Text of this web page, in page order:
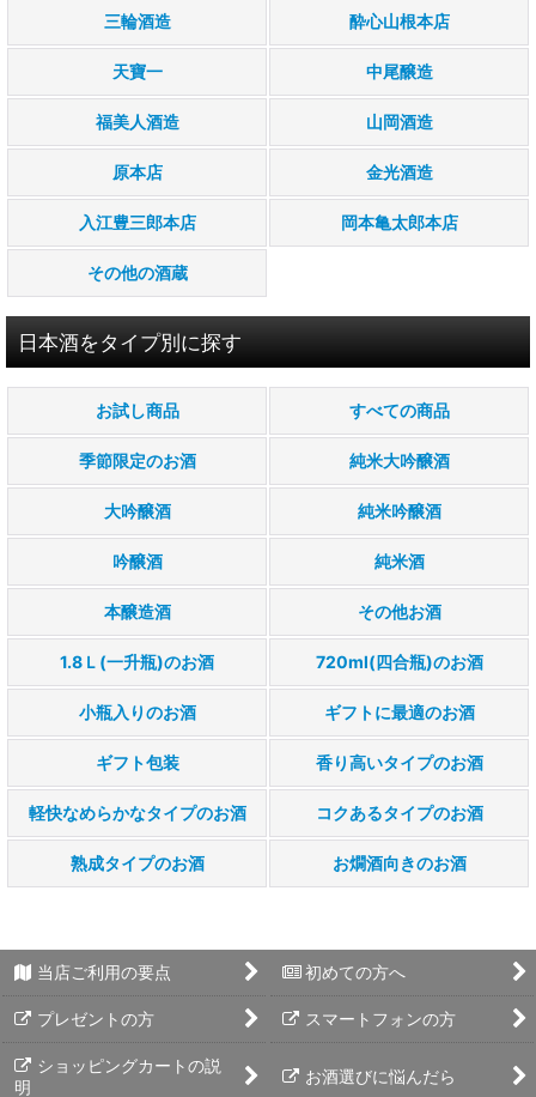
三輪酒造 酔心山根本店
天寶一 中尾醸造
福美人酒造 山岡酒造
原本店 金光酒造
入江豊三郎本店 岡本亀太郎本店
その他の酒蔵
日本酒をタイプ別に探す
お試し商品 すべての商品
季節限定のお酒 純米大吟醸酒
大吟醸酒 純米吟醸酒
吟醸酒 純米酒
本醸造酒 その他お酒
1.8Ｌ(一升瓶)のお酒 720ml(四合瓶)のお酒
小瓶入りのお酒 ギフトに最適のお酒
ギフト包装 香り高いタイプのお酒
軽快なめらかなタイプのお酒 コクあるタイプのお酒
熟成タイプのお酒 お燗酒向きのお酒
当店ご利用の要点 初めての方へ
プレゼントの方 スマートフォンの方
ショッピングカートの説
明
お酒選びに悩んだら